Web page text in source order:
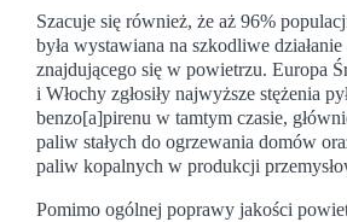
Szacuje się również, że aż 96%
była wystawiana na szkodliwe działanie
znajdującego się w powietrzu. Europa
i Włochy zgłosiły najwyższe stężenia
benzo[a]pirenu w tamtym czasie,
paliw stałych do ogrzewania domów
paliw kopalnych w produkcji
Pomimo ogólnej poprawy jakości